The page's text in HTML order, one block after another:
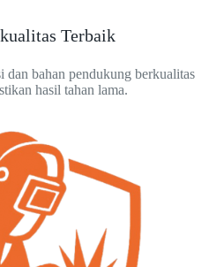
Terbaik
dan bahan pendukung berkualitas
hasil tahan lama.